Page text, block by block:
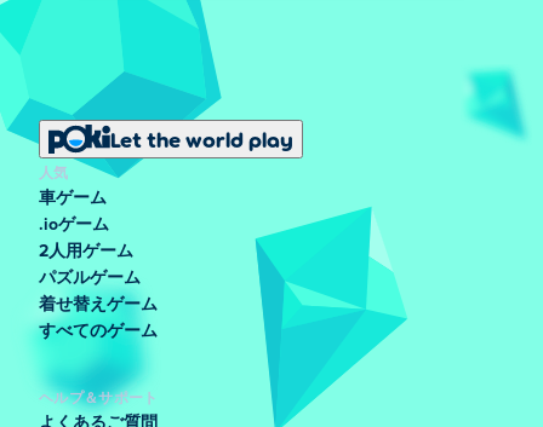
Let the world play
人気
車ゲーム
.ioゲーム
2人用ゲーム
パズルゲーム
着せ替えゲーム
すべてのゲーム
ヘルプ＆サポート
よくあるご質問